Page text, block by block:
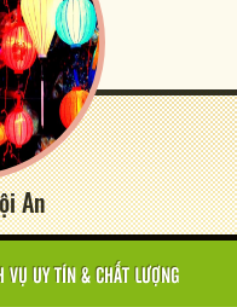
An
VỤ UY TÍN & CHẤT LƯỢNG